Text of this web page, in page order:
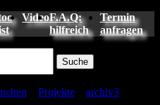
VideoF.A.Q:
hilfreich
Termin
anfragen
Projekte archiv3